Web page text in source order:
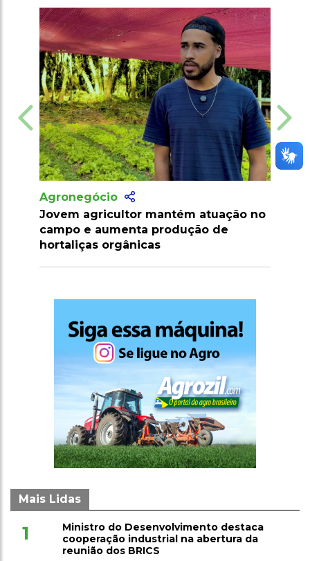
Agronegócio
Jovem agricultor mantém atuação no
campo e aumenta produção de
hortaliças orgânicas
Mais Lidas
1
Ministro do Desenvolvimento destaca
cooperação industrial na abertura da
reunião dos BRICS